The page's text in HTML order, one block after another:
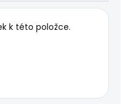
k této položce.